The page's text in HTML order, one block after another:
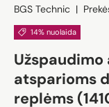
BGS Technic |
14% nuolaida
atsparioms
replėms